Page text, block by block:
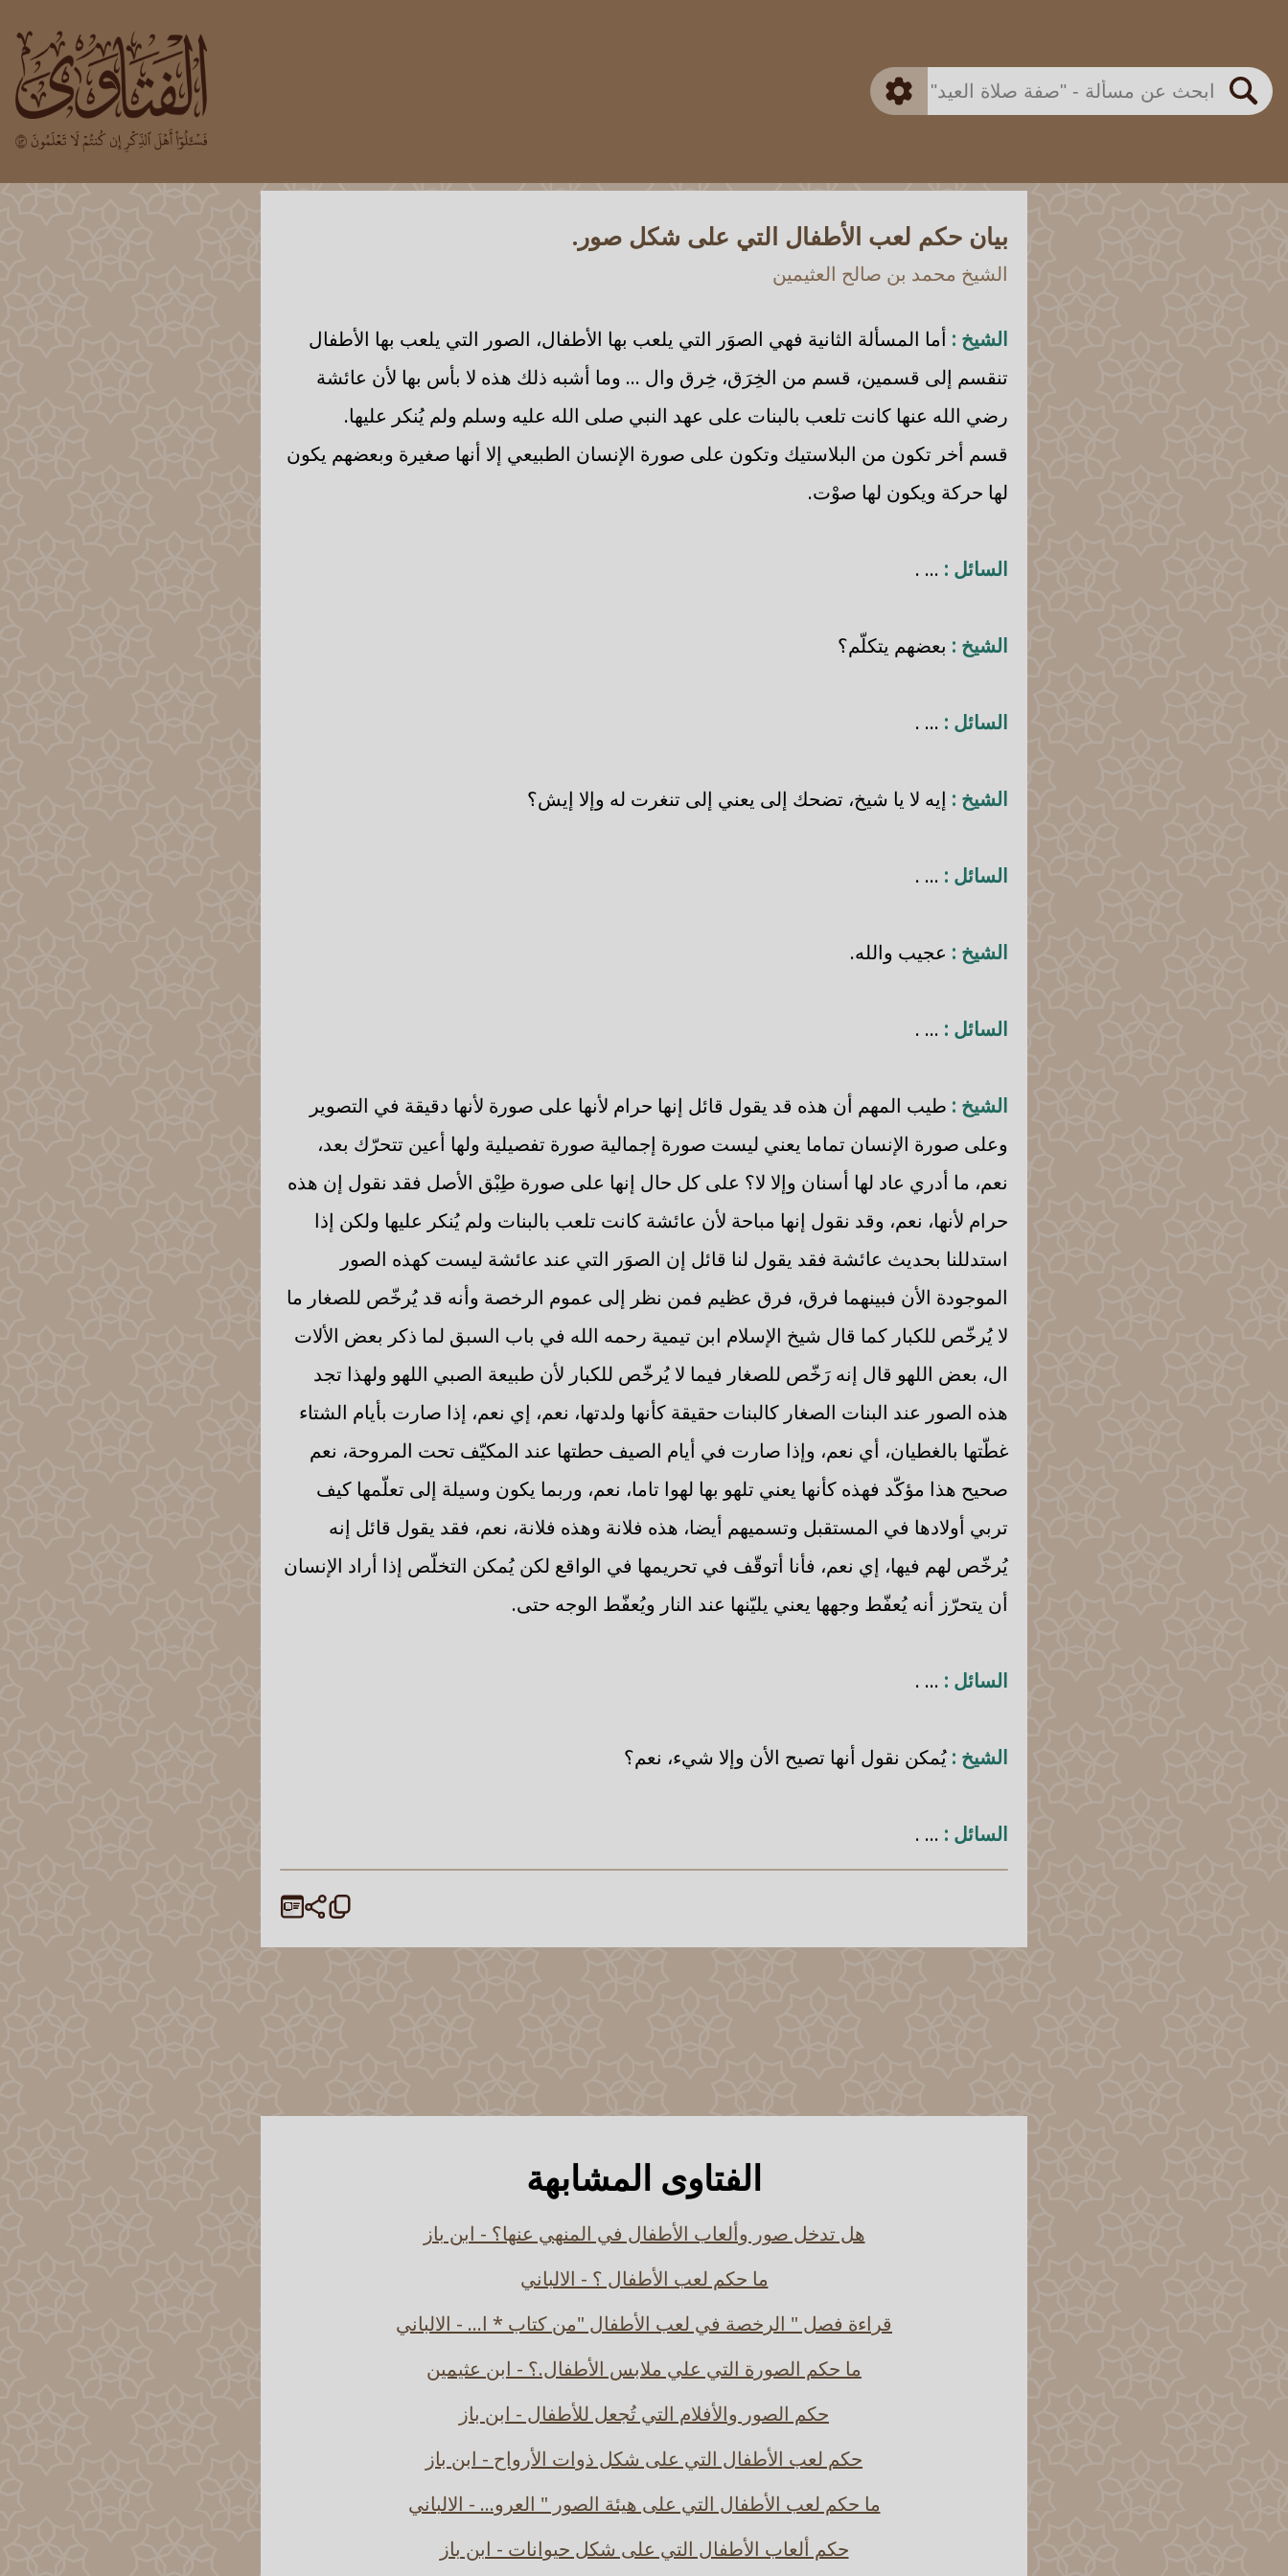
بحث
اللجنة الدائمة
متقدم
بيان حكم لعب الأطفال التي على شكل صور.
الشيخ محمد بن صالح العثيمين
الشيخ : أما المسألة الثانية فهي الصوَر التي يلعب بها الأطفال، الصور التي يلعب بها الأطفال
تنقسم إلى قسمين، قسم من الخِرَق، خِرق وال ... وما أشبه ذلك هذه لا بأس بها لأن عائشة
رضي الله عنها كانت تلعب بالبنات على عهد النبي صلى الله عليه وسلم ولم يُنكر عليها.
قسم أخر تكون من البلاستيك وتكون على صورة الإنسان الطبيعي إلا أنها صغيرة وبعضهم يكون
لها حركة ويكون لها صوْت.
السائل : ... .
الشيخ : بعضهم يتكلّم؟
السائل : ... .
الشيخ : إيه لا يا شيخ، تضحك إلى يعني إلى تنغرت له وإلا إيش؟
السائل : ... .
الشيخ : عجيب والله.
السائل : ... .
الشيخ : طيب المهم أن هذه قد يقول قائل إنها حرام لأنها على صورة لأنها دقيقة في التصوير
وعلى صورة الإنسان تماما يعني ليست صورة إجمالية صورة تفصيلية ولها أعين تتحرّك بعد،
نعم، ما أدري عاد لها أسنان وإلا لا؟ على كل حال إنها على صورة طِبْق الأصل فقد نقول إن هذه
حرام لأنها، نعم، وقد نقول إنها مباحة لأن عائشة كانت تلعب بالبنات ولم يُنكر عليها ولكن إذا
استدللنا بحديث عائشة فقد يقول لنا قائل إن الصوَر التي عند عائشة ليست كهذه الصور
الموجودة الأن فبينهما فرق، فرق عظيم فمن نظر إلى عموم الرخصة وأنه قد يُرخّص للصغار ما
لا يُرخّص للكبار كما قال شيخ الإسلام ابن تيمية رحمه الله في باب السبق لما ذكر بعض الألات
ال، بعض اللهو قال إنه رَخّص للصغار فيما لا يُرخّص للكبار لأن طبيعة الصبي اللهو ولهذا تجد
هذه الصور عند البنات الصغار كالبنات حقيقة كأنها ولدتها، نعم، إي نعم، إذا صارت بأيام الشتاء
غطّتها بالغطيان، أي نعم، وإذا صارت في أيام الصيف حطتها عند المكيّف تحت المروحة، نعم
صحيح هذا مؤكّد فهذه كأنها يعني تلهو بها لهوا تاما، نعم، وربما يكون وسيلة إلى تعلّمها كيف
تربي أولادها في المستقبل وتسميهم أيضا، هذه فلانة وهذه فلانة، نعم، فقد يقول قائل إنه
يُرخّص لهم فيها، إي نعم، فأنا أتوقّف في تحريمها في الواقع لكن يُمكن التخلّص إذا أراد الإنسان
أن يتحرّز أنه يُعفّط وجهها يعني يليّنها عند النار ويُعفّط الوجه حتى.
السائل : ... .
الشيخ : يُمكن نقول أنها تصيح الأن وإلا شيء، نعم؟
السائل : ... .
الفتاوى المشابهة
هل تدخل صور وألعاب الأطفال في المنهي عنها؟ - ابن باز
ما حكم لعب الأطفال ؟ - الالباني
قراءة فصل " الرخصة في لعب الأطفال "من كتاب * ا... - الالباني
ما حكم الصورة التي علي ملابس الأطفال.؟ - ابن عثيمين
حكم الصور والأفلام التي تُجعل للأطفال - ابن باز
حكم لعب الأطفال التي على شكل ذوات الأرواح - ابن باز
ما حكم لعب الأطفال التي على هيئة الصور " العرو... - الالباني
حكم ألعاب الأطفال التي على شكل حيوانات - ابن باز